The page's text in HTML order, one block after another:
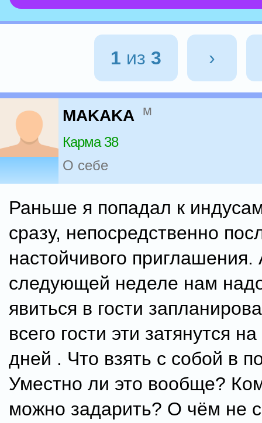
1 из 3 ›
MAKAKA м
Карма 38
О себе
Раньше я попадал к
сразу, непосредственно
настойчивого приглашения.
следующей неделе нам
явиться в гости
всего гости эти затянутся
дней . Что взять с собой в
Уместно ли это вообще?
можно задарить? О чём не